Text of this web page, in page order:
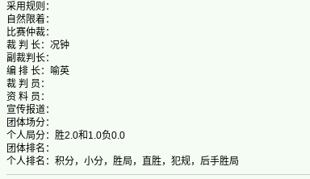
采用规则：
自然限着：
比赛仲裁：
裁 判 长：况钟
副裁判长：
编 排 长：喻英
裁 判 员：
资 料 员：
宣传报道：
团体场分：
个人局分：胜2.0和1.0负0.0
团体排名：
个人排名：积分，小分，胜局，直胜，犯规，后手胜局